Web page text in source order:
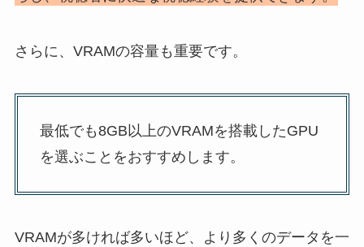
さらに、VRAMの容量も重要です。
最低でも8GB以上のVRAMを搭載したGPU
を選ぶことをおすすめします。
VRAMが多ければ多いほど、より多くのデータを一